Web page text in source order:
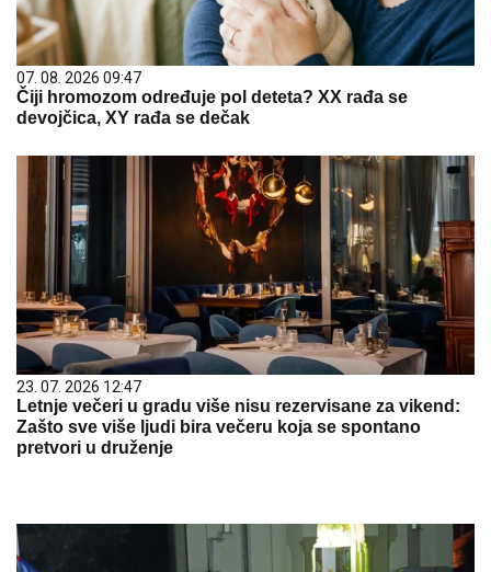
07. 08. 2026 09:47
Čiji hromozom određuje pol deteta? XX rađa se
devojčica, XY rađa se dečak
23. 07. 2026 12:47
Letnje večeri u gradu više nisu rezervisane za vikend:
Zašto sve više ljudi bira večeru koja se spontano
pretvori u druženje